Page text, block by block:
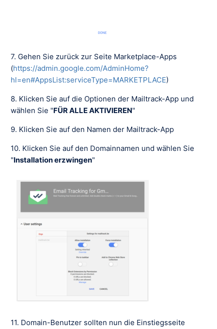
7. Gehen Sie zurück zur Seite Marketplace-Apps
(https://admin.google.com/AdminHome?
hl=en#AppsList:serviceType=MARKETPLACE)
8. Klicken Sie auf die Optionen der Mailtrack-App und
wählen Sie "FÜR ALLE AKTIVIEREN"
9. Klicken Sie auf den Namen der Mailtrack-App
10. Klicken Sie auf den Domainnamen und wählen Sie
"Installation erzwingen"
11. Domain-Benutzer sollten nun die Einstiegsseite